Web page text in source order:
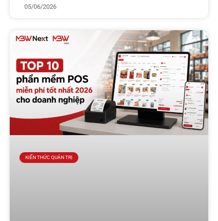
05/06/2026
KIẾN THỨC QUẢN TRỊ